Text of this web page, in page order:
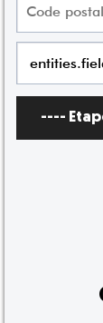
----